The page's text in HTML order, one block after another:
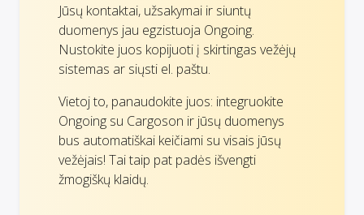
Jūsų kontaktai, užsakymai ir siuntų
duomenys jau egzistuoja Ongoing.
Nustokite juos kopijuoti į skirtingas vežėjų
sistemas ar siųsti el. paštu.
Vietoj to, panaudokite juos: integruokite
Ongoing su Cargoson ir jūsų duomenys
bus automatiškai keičiami su visais jūsų
vežėjais! Tai taip pat padės išvengti
žmogiškų klaidų.